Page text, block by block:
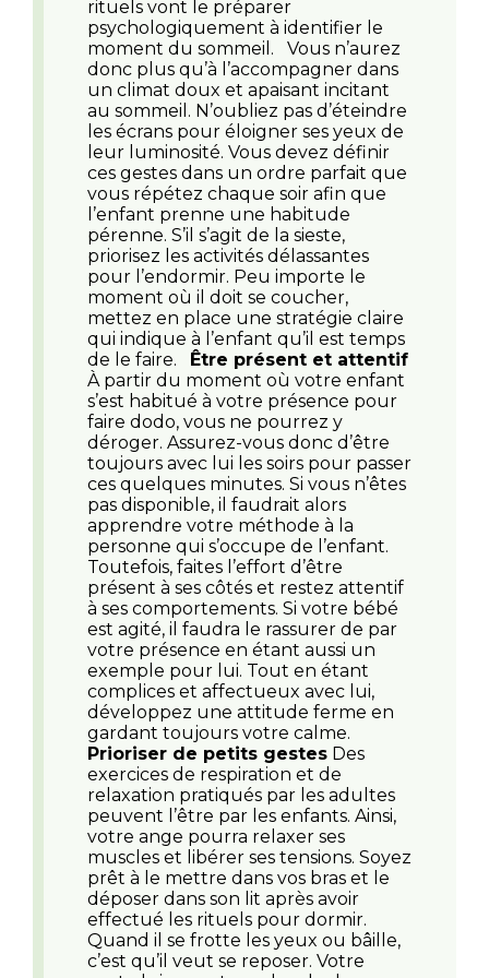
rituels vont le préparer
psychologiquement à identifier le
moment du sommeil. Vous n’aurez
donc plus qu’à l’accompagner dans
un climat doux et apaisant incitant
au sommeil. N’oubliez pas d’éteindre
les écrans pour éloigner ses yeux de
leur luminosité. Vous devez définir
ces gestes dans un ordre parfait que
vous répétez chaque soir afin que
l’enfant prenne une habitude
pérenne. S’il s’agit de la sieste,
priorisez les activités délassantes
pour l’endormir. Peu importe le
moment où il doit se coucher,
mettez en place une stratégie claire
qui indique à l’enfant qu’il est temps
de le faire. Être présent et attentif
À partir du moment où votre enfant
s’est habitué à votre présence pour
faire dodo, vous ne pourrez y
déroger. Assurez-vous donc d’être
toujours avec lui les soirs pour passer
ces quelques minutes. Si vous n’êtes
pas disponible, il faudrait alors
apprendre votre méthode à la
personne qui s’occupe de l’enfant.
Toutefois, faites l’effort d’être
présent à ses côtés et restez attentif
à ses comportements. Si votre bébé
est agité, il faudra le rassurer de par
votre présence en étant aussi un
exemple pour lui. Tout en étant
complices et affectueux avec lui,
développez une attitude ferme en
gardant toujours votre calme.
Prioriser de petits gestes Des
exercices de respiration et de
relaxation pratiqués par les adultes
peuvent l’être par les enfants. Ainsi,
votre ange pourra relaxer ses
muscles et libérer ses tensions. Soyez
prêt à le mettre dans vos bras et le
déposer dans son lit après avoir
effectué les rituels pour dormir.
Quand il se frotte les yeux ou bâille,
c’est qu’il veut se reposer. Votre